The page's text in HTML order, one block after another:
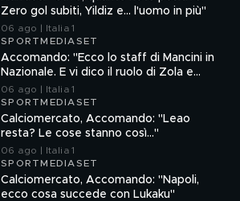
Zero gol subiti, Yildiz e... l'uomo in più"
06 ago | Italia 1
SPORTMEDIASET
Accomando: "Ecco lo staff di Mancini in
Nazionale. E vi dico il ruolo di Zola e
Ranieri"
06 ago | Italia 1
SPORTMEDIASET
Calciomercato, Accomando: "Leao
resta? Le cose stanno così…"
06 ago | Italia 1
SPORTMEDIASET
Calciomercato, Accomando: "Napoli,
ecco cosa succede con Lukaku"